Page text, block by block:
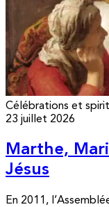
Célébrations et
23 juillet 2026
Marthe,
Jésus
En 2011,